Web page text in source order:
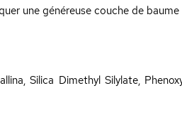
une généreuse couche de
Silica Dimethyl Silylate,